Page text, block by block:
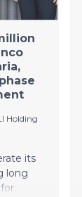
Holding
its
long